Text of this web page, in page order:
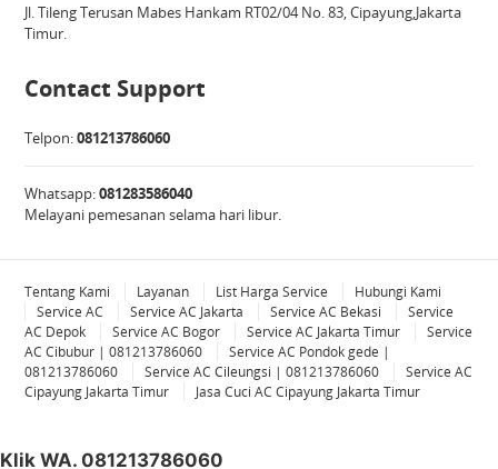
Jl. Tileng Terusan Mabes Hankam RT02/04 No. 83, Cipayung,Jakarta
Timur.
Contact Support
Telpon:081213786060
Whatsapp:081283586040
Melayani pemesanan selama hari libur.
Tentang Kami Layanan List Harga Service
Hubungi Kami
Service AC
Service AC Jakarta Service AC Bekasi
Service
AC Depok
Service AC Bogor Service AC Jakarta Timur
Service
AC Cibubur | 081213786060
Service AC Pondok gede |
081213786060
Service AC Cileungsi | 081213786060
Service AC
Cipayung Jakarta Timur
Jasa Cuci AC Cipayung Jakarta Timur
Klik WA. 081213786060